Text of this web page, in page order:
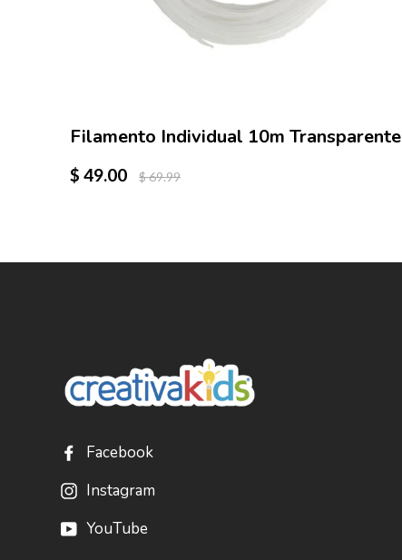
Filamento Individual 10m Transparente
$ 49.00 $ 69.99
Facebook
Instagram
YouTube